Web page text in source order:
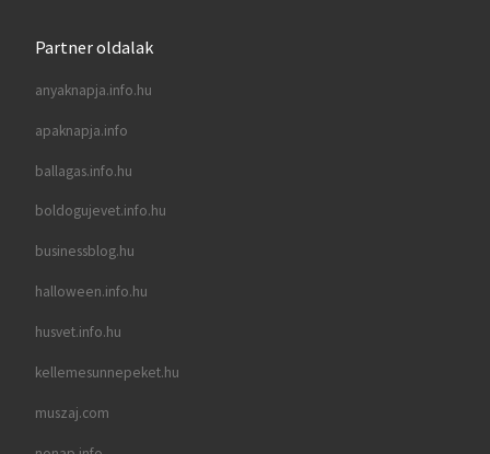
Partner oldalak
anyaknapja.info.hu
apaknapja.info
ballagas.info.hu
boldogujevet.info.hu
businessblog.hu
halloween.info.hu
husvet.info.hu
kellemesunnepeket.hu
muszaj.com